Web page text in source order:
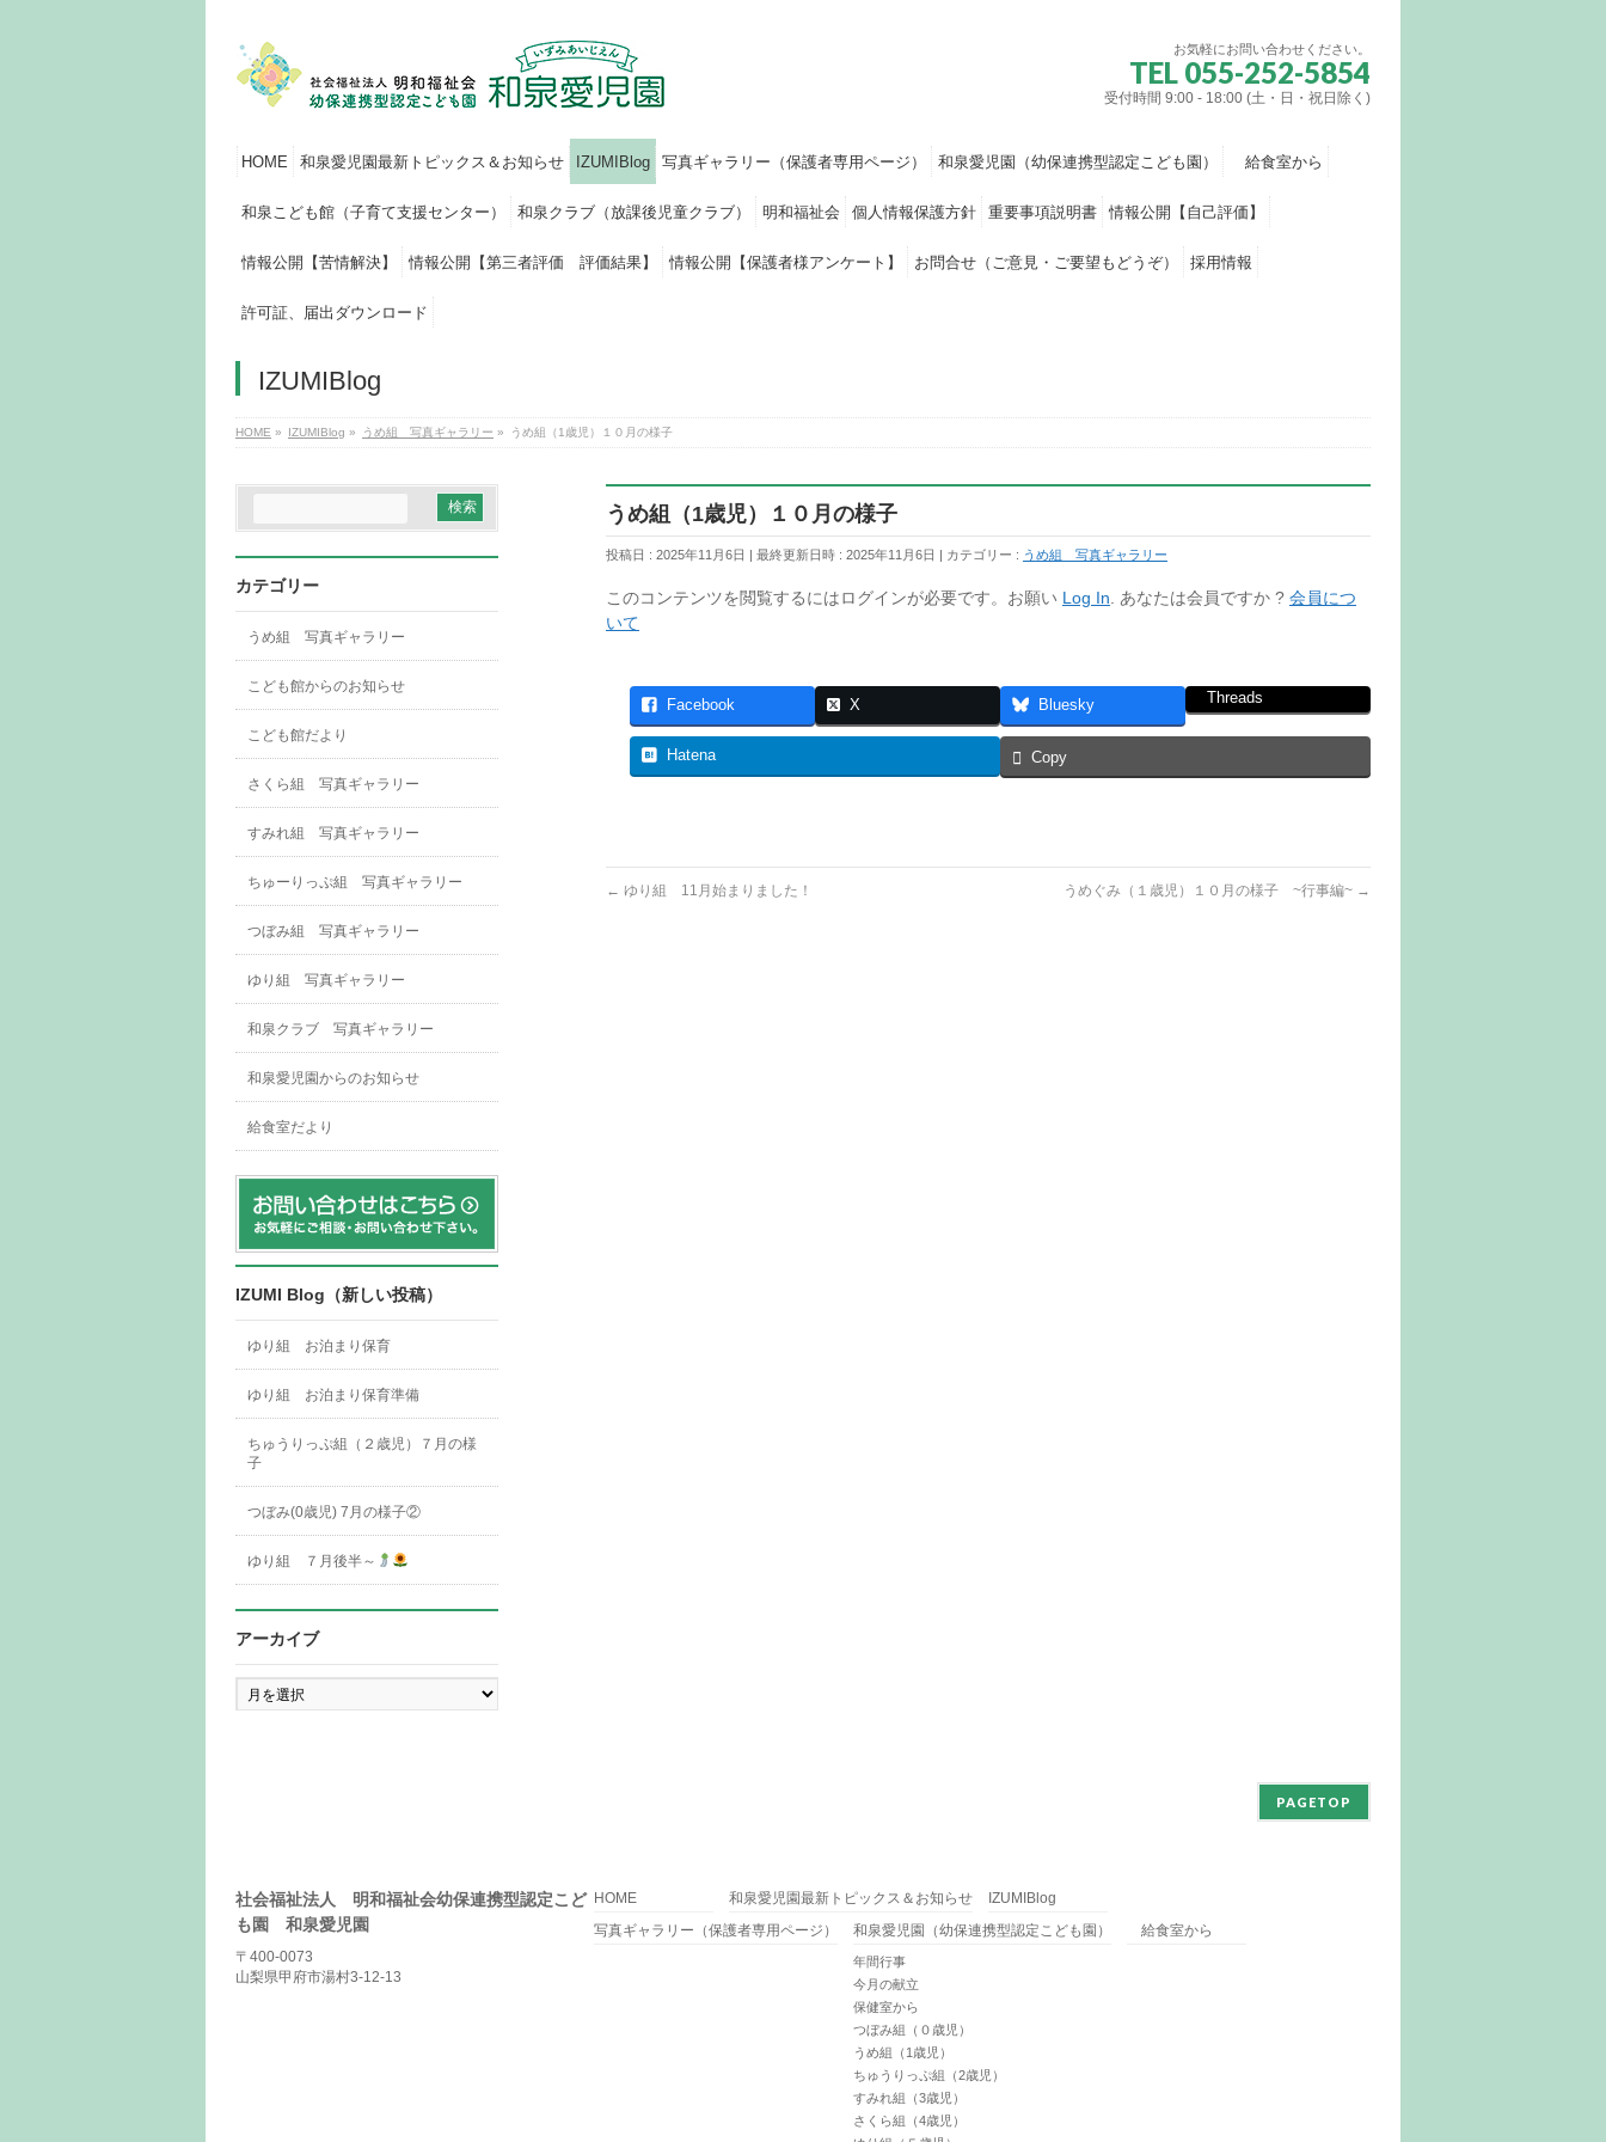
お気軽にお問い合わせください。
TEL 055-252-5854
受付時間 9:00 - 18:00 (土・日・祝日除く)
HOME 和泉愛児園最新トピックス＆お知らせ IZUMIBlog 写真ギャラリー（保護者専用ページ） 和泉愛児園（幼保連携型認定こども園） 給食室から
和泉こども館（子育て支援センター） 和泉クラブ（放課後児童クラブ） 明和福祉会 個人情報保護方針 重要事項説明書 情報公開【自己評価】
情報公開【苦情解決】 情報公開【第三者評価 評価結果】 情報公開【保護者様アンケート】 お問合せ（ご意見・ご要望もどうぞ） 採用情報
許可証、届出ダウンロード
IZUMIBlog
HOME » IZUMIBlog » うめ組 写真ギャラリー » うめ組（1歳児）１０月の様子
うめ組（1歳児）１０月の様子
投稿日 : 2025年11月6日 最終更新日時 : 2025年11月6日 カテゴリー : うめ組 写真ギャラリー
このコンテンツを閲覧するにはログインが必要です。お願い Log In . あなたは会員ですか ? 会員につ
いて
Facebook X Bluesky Threads
Hatena Copy
← ゆり組 11月始まりました！ うめぐみ（１歳児）１０月の様子 ~行事編~ →
カテゴリー
うめ組 写真ギャラリー
こども館からのお知らせ
こども館だより
さくら組 写真ギャラリー
すみれ組 写真ギャラリー
ちゅーりっぷ組 写真ギャラリー
つぼみ組 写真ギャラリー
ゆり組 写真ギャラリー
和泉クラブ 写真ギャラリー
和泉愛児園からのお知らせ
給食室だより
IZUMI Blog（新しい投稿）
ゆり組 お泊まり保育
ゆり組 お泊まり保育準備
ちゅうりっぷ組（２歳児）７月の様
子
つぼみ(0歳児) 7月の様子②
ゆり組 ７月後半～
アーカイブ
ア
ー
PAGETOP
社会福祉法人 明和福祉会幼保連携型認定こど
も園 和泉愛児園
〒400-0073
山梨県甲府市湯村3-12-13
HOME 和泉愛児園最新トピックス＆お知らせ
IZUMIBlog
写真ギャラリー（保護者専用ページ）
和泉愛児園（幼保連携型認定こども園）
年間行事
今月の献立
保健室から
つぼみ組（０歳児）
うめ組（1歳児）
ちゅうりっぷ組（2歳児）
すみれ組（3歳児）
さくら組（4歳児）
給食室から